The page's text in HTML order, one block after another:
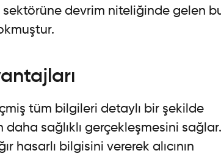
devrim niteliğinde gelen
tüm bilgileri detaylı bir şekilde
daha sağlıklı gerçekleşmesini
hasarlı bilgisini vererek alıcının